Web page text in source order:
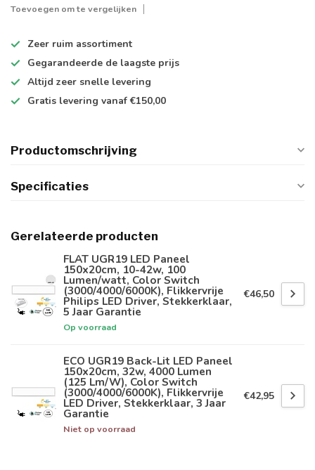
Toevoegen om te vergelijken
Zeer ruim assortiment
Gegarandeerde de laagste prijs
Altijd zeer snelle levering
Gratis levering vanaf €150,00
Productomschrijving
Specificaties
Gerelateerde producten
FLAT UGR19 LED Paneel
150x20cm, 10-42w, 100
Lumen/watt, Color Switch
(3000/4000/6000K), Flikkervrije
Philips LED Driver, Stekkerklaar,
5 Jaar Garantie
Op voorraad
€46,50
ECO UGR19 Back-Lit LED Paneel
150x20cm, 32w, 4000 Lumen
(125 Lm/W), Color Switch
(3000/4000/6000K), Flikkervrije
LED Driver, Stekkerklaar, 3 Jaar
Garantie
Niet op voorraad
€42,95